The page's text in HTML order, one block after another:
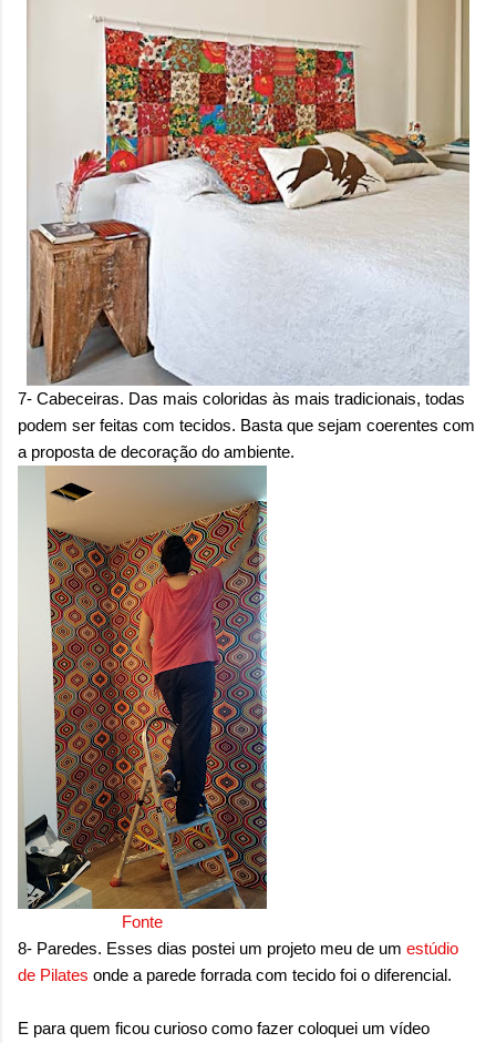
7- Cabeceiras. Das mais coloridas às mais tradicionais, todas
podem ser feitas com tecidos. Basta que sejam coerentes com
a proposta de decoração do ambiente.
Fonte
8- Paredes. Esses dias postei um projeto meu de um estúdio
de Pilates onde a parede forrada com tecido foi o diferencial.
E para quem ficou curioso como fazer coloquei um vídeo